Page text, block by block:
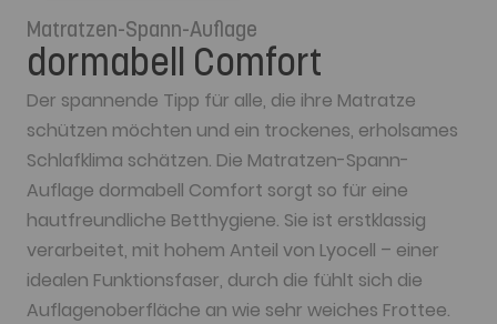
Matratzen-Spann-Auflage
dormabell Comfort
Der spannende Tipp für alle, die ihre Matratze
schützen möchten und ein trockenes, erholsames
Schlafklima schätzen. Die Matratzen-Spann-
Auflage dormabell Comfort sorgt so für eine
hautfreundliche Betthygiene. Sie ist erstklassig
verarbeitet, mit hohem Anteil von Lyocell – einer
idealen Funktionsfaser, durch die fühlt sich die
Auflagenoberfläche an wie sehr weiches Frottee.